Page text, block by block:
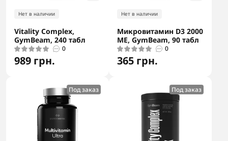
Нет в наличии
Vitality Complex,
GymBeam, 240 табл
0
989 грн.
Нет в наличии
Микровитамин D3 2000
МЕ, GymBeam, 90 табл
0
365 грн.
Под заказ Под заказ